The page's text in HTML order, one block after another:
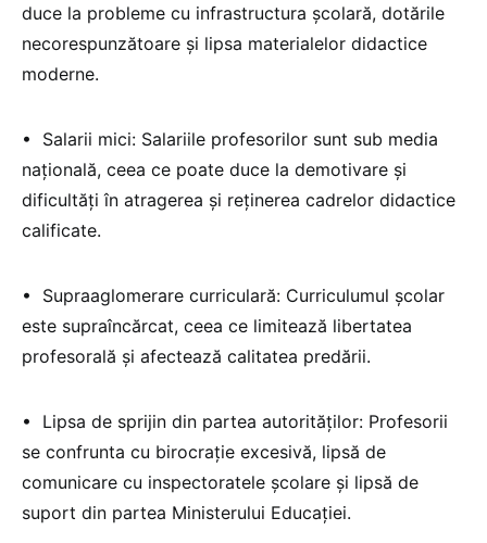
duce la probleme cu infrastructura școlară, dotările
necorespunzătoare și lipsa materialelor didactice
moderne.
•⁠ ⁠Salarii mici: Salariile profesorilor sunt sub media
națională, ceea ce poate duce la demotivare și
dificultăți în atragerea și reținerea cadrelor didactice
calificate.
•⁠ ⁠Supraaglomerare curriculară: Curriculumul școlar
este supraîncărcat, ceea ce limitează libertatea
profesorală și afectează calitatea predării.
•⁠ ⁠Lipsa de sprijin din partea autorităților: Profesorii
se confrunta cu birocrație excesivă, lipsă de
comunicare cu inspectoratele școlare și lipsă de
suport din partea Ministerului Educației.